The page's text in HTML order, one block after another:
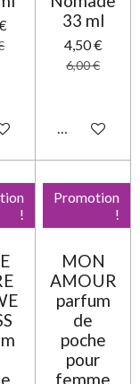
au panier
33 ml
4,50 €
6,00 €
Ajouter au
!
Promotion
!
MON
AMOUR
parfum
de
poche
pour
femme